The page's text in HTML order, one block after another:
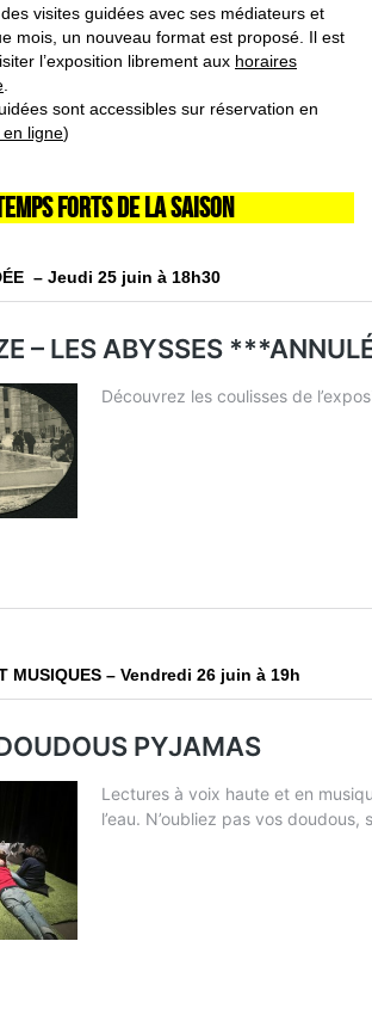
visites guidées avec ses médiateurs et
mois, un nouveau format est proposé. Il est
l’exposition librement aux horaires
sont accessibles sur réservation en
en ligne)
FORTS DE LA SAISON
– Jeudi 25 juin à 18h30
MUSIQUES – Vendredi 26 juin à 19h